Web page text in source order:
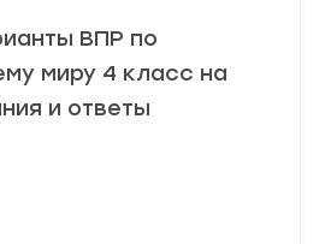
ВПР по
миру 4 класс на
и ответы